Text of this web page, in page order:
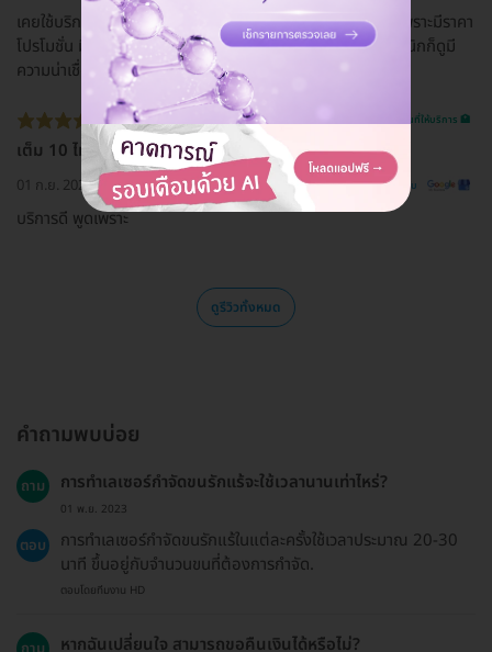
เคยใช้บริการจองแพ็กเกจของ the sign clinic ผ่านทาง hd เพราะมีราคา
โปรโมชั่น มีการเปรียบเทียบราคาชัดเจน สะดวกในการค้นหา คลินิกก็ดูมี
ความน่าเชื่อถือ สะดวกในการเดินทาง
รีวิวสถานที่ให้บริการ 🏥
เต็ม 10 ไม่หัก
01 ก.ย. 2024 ดูรีวิวต้นฉบับ
บริการดี พูดเพราะ
ดูรีวิวทั้งหมด
คำถามพบบ่อย
ถาม การทำเลเซอร์กำจัดขนรักแร้จะใช้เวลานานเท่าไหร่?
01 พ.ย. 2023
ตอบ
การทำเลเซอร์กำจัดขนรักแร้ในแต่ละครั้งใช้เวลาประมาณ 20-30
นาที ขึ้นอยู่กับจำนวนขนที่ต้องการกำจัด.
ตอบโดยทีมงาน HD
หากฉันเปลี่ยนใจ สามารถขอคืนเงินได้หรือไม่?